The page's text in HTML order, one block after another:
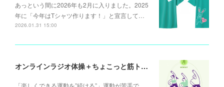
あっという間に2026年も2月に入りました。2025
年に「今年はTシャツ作ります！」と宣言して…
2026.01.31 15:00
オンラインラジオ体操＋ちょこっと筋トレ (月)(水)(金)6:15～
「楽しくできる運動を”続ける”」運動が苦手で